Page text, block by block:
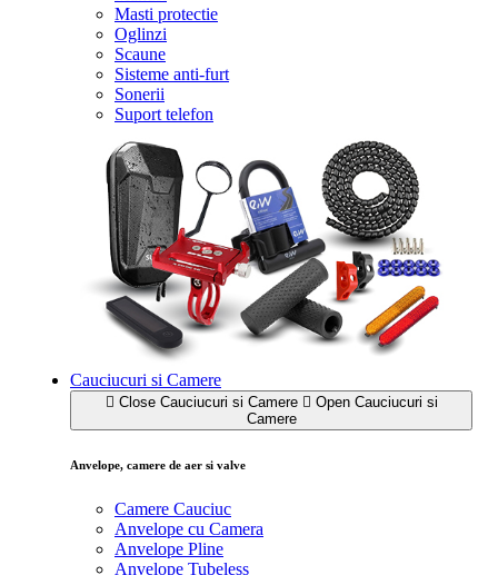
Masti protectie
Oglinzi
Scaune
Sisteme anti-furt
Sonerii
Suport telefon
Cauciucuri si Camere
Close Cauciucuri si Camere
Open Cauciucuri si
Camere
Anvelope, camere de aer si valve
Camere Cauciuc
Anvelope cu Camera
Anvelope Pline
Anvelope Tubeless